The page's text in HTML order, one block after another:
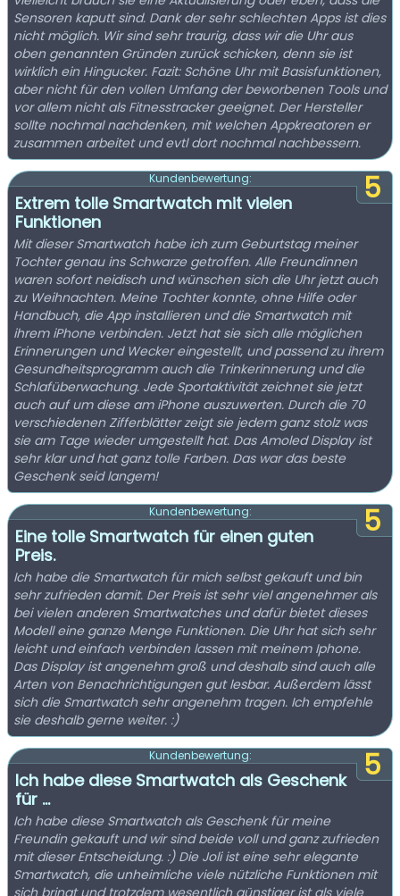
Sensoren kaputt sind. Dank der sehr schlechten Apps ist dies
nicht möglich. Wir sind sehr traurig, dass wir die Uhr aus
oben genannten Gründen zurück schicken, denn sie ist
wirklich ein Hingucker. Fazit: Schöne Uhr mit Basisfunktionen,
aber nicht für den vollen Umfang der beworbenen Tools und
vor allem nicht als Fitnesstracker geeignet. Der Hersteller
sollte nochmal nachdenken, mit welchen Appkreatoren er
zusammen arbeitet und evtl dort nochmal nachbessern.
5
Kundenbewertung:
Extrem tolle Smartwatch mit vielen
Funktionen
Mit dieser Smartwatch habe ich zum Geburtstag meiner
Tochter genau ins Schwarze getroffen. Alle Freundinnen
waren sofort neidisch und wünschen sich die Uhr jetzt auch
zu Weihnachten. Meine Tochter konnte, ohne Hilfe oder
Handbuch, die App installieren und die Smartwatch mit
ihrem iPhone verbinden. Jetzt hat sie sich alle möglichen
Erinnerungen und Wecker eingestellt, und passend zu ihrem
Gesundheitsprogramm auch die Trinkerinnerung und die
Schlafüberwachung. Jede Sportaktivität zeichnet sie jetzt
auch auf um diese am iPhone auszuwerten. Durch die 70
verschiedenen Zifferblätter zeigt sie jedem ganz stolz was
sie am Tage wieder umgestellt hat. Das Amoled Display ist
sehr klar und hat ganz tolle Farben. Das war das beste
Geschenk seid langem!
5
Kundenbewertung:
Eine tolle Smartwatch für einen guten
Preis.
Ich habe die Smartwatch für mich selbst gekauft und bin
sehr zufrieden damit. Der Preis ist sehr viel angenehmer als
bei vielen anderen Smartwatches und dafür bietet dieses
Modell eine ganze Menge Funktionen. Die Uhr hat sich sehr
leicht und einfach verbinden lassen mit meinem Iphone.
Das Display ist angenehm groß und deshalb sind auch alle
Arten von Benachrichtigungen gut lesbar. Außerdem lässt
sich die Smartwatch sehr angenehm tragen. Ich empfehle
sie deshalb gerne weiter. :)
5
Kundenbewertung:
Ich habe diese Smartwatch als Geschenk
für ...
Ich habe diese Smartwatch als Geschenk für meine
Freundin gekauft und wir sind beide voll und ganz zufrieden
mit dieser Entscheidung. :) Die Joli ist eine sehr elegante
Smartwatch, die unheimliche viele nützliche Funktionen mit
sich bringt und trotzdem wesentlich günstiger ist als viele